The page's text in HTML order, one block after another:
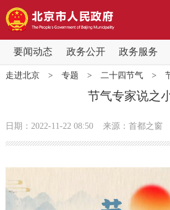
要闻动态 政务公开 政务服务
要闻动态
党中央精神 国务院信息
政务公开
走进北京> 专题 > 二十四节气>
节气专家说之
日期：2022-11-22 08:50 来源：首都之窗